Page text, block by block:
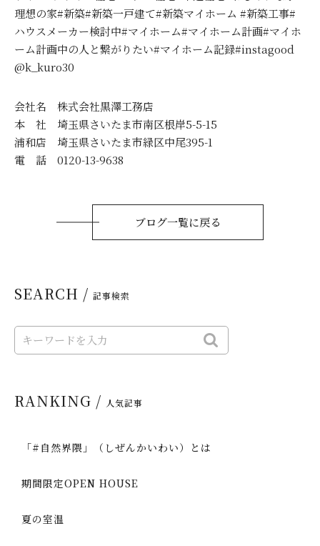
理想の家#新築#新築一戸建て#新築マイホーム #新築工事#
ハウスメーカー検討中#マイホーム#マイホーム計画#マイホ
ーム計画中の人と繋がりたい#マイホーム記録#instagood
@k_kuro30
会社名 株式会社黒澤工務店
本 社 埼玉県さいたま市南区根岸5-5-15
浦和店 埼玉県さいたま市緑区中尾395-1
電 話 0120-13-9638
ブログ一覧に戻る
SEARCH / 記事検索
RANKING / 人気記事
「#自然界隈」（しぜんかいわい）とは
期間限定OPEN HOUSE
夏の室温